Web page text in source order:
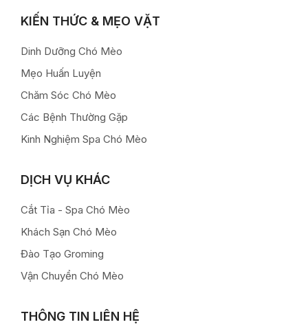
KIẾN THỨC & MẸO VẶT
Dinh Dưỡng Chó Mèo
Mẹo Huấn Luyện
Chăm Sóc Chó Mèo
Các Bệnh Thường Gặp
Kinh Nghiệm Spa Chó Mèo
DỊCH VỤ KHÁC
Cắt Tỉa - Spa Chó Mèo
Khách Sạn Chó Mèo
Đào Tạo Groming
Vận Chuyển Chó Mèo
THÔNG TIN LIÊN HỆ